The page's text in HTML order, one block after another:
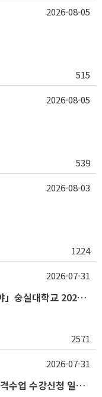
515
2026-08-05
539
2026-08-05
1224
2026-08-03
「혁신융합대학사업 차세대반도체 분야」숭실대학교 2026학년도 2학기 교류 수학 안내
2571
2026-07-31
2026학년도 2학기 군복무 학점인정 원격수업 수강신청 일정 등 안내
2026-07-31